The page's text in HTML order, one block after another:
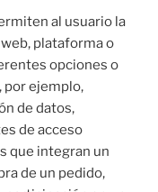
al usuario la
plataforma o
opciones o
por ejemplo,
de datos,
de acceso
que integran un
de un pedido,